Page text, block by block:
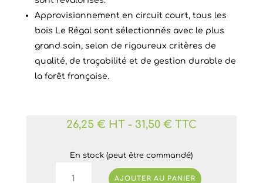
Approvisionnement en circuit court, tous les
bois Le Régal sont sélectionnés avec le plus
grand soin, selon de rigoureux critères de
qualité, de traçabilité et de gestion durable de
la forêt française.
26,25 € HT- 31,50 € TTC
En stock (peut être commandé)
AJOUTER AU PANIER